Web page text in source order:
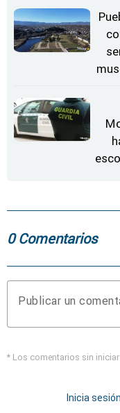
0 Comentarios
Publicar un
* Los comentarios sin
Inicia sesión